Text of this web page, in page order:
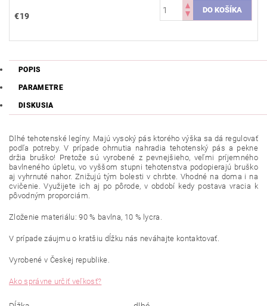
€19
POPIS
PARAMETRE
DISKUSIA
Dlhé tehotenské legíny. Majú vysoký pás ktorého výška sa dá regulovať
podľa potreby. V prípade ohrnutia nahradia tehotenský pás a pekne
držia bruško! Pretože sú vyrobené z pevnejšieho, veľmi príjemného
bavlneného úpletu, vo vyššom stupni tehotenstva podopierajú bruško
aj vyhrnuté nahor. Znižujú tým bolesti v chrbte. Vhodné na doma i na
cvičenie. Využijete ich aj po pôrode, v období kedy postava vracia k
pôvodným proporciám.
Zloženie materiálu: 90 % bavlna, 10 % lycra.
V prípade záujmu o kratšiu dĺžku nás neváhajte kontaktovať.
Vyrobené v Českej republike.
Ako správne určiť veľkosť?